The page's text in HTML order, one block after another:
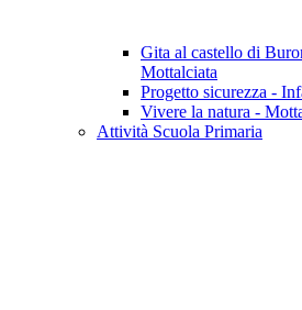
Gita al castello di
Mottalciata
Progetto sicurezza -
Vivere la natura -
Attività Scuola Primaria